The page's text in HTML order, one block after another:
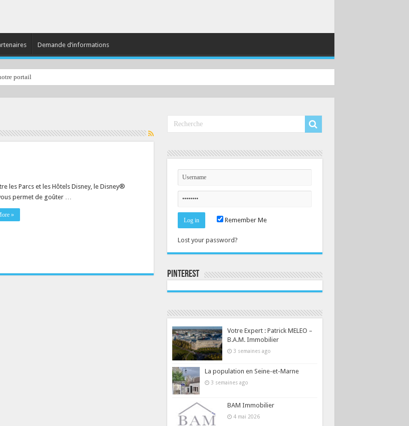
Demande d’informations
portail
les Parcs et les Hôtels Disney, le Disney®
permet de goûter …
»
Remember Me
Lost your password?
Pinterest
Votre Expert : Patrick MELEO –
B.A.M. Immobilier
3 semaines ago
La population en Seine-et-Marne
3 semaines ago
BAM Immobilier
4 mai 2026